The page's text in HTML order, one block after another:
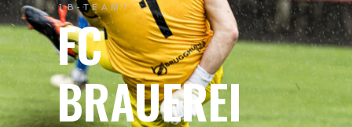
1B-TEAM!
FC
BRAUEREI